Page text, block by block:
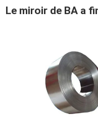
Le miroir de BA a